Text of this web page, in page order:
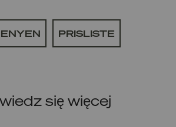
PRISLISTE
się więcej